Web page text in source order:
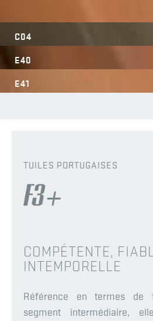
C04
E40
E41
TUILES PORTUGAISES
COMPÉTENTE,
INTEMPORELLE
Référence en termes de
segment intermédiaire,